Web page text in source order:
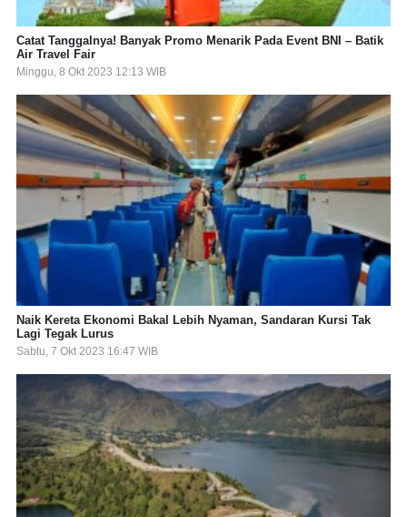
Catat Tanggalnya! Banyak Promo Menarik Pada Event BNI – Batik
Air Travel Fair
Minggu, 8 Okt 2023 12:13 WIB
Naik Kereta Ekonomi Bakal Lebih Nyaman, Sandaran Kursi Tak
Lagi Tegak Lurus
Sabtu, 7 Okt 2023 16:47 WIB